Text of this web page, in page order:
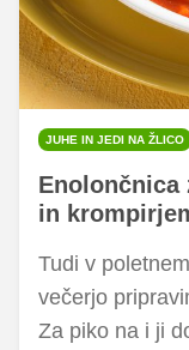
JUHE IN JEDI NA ŽLICO
Enolončnica
in
Tudi v
večerjo
Za piko na i ji